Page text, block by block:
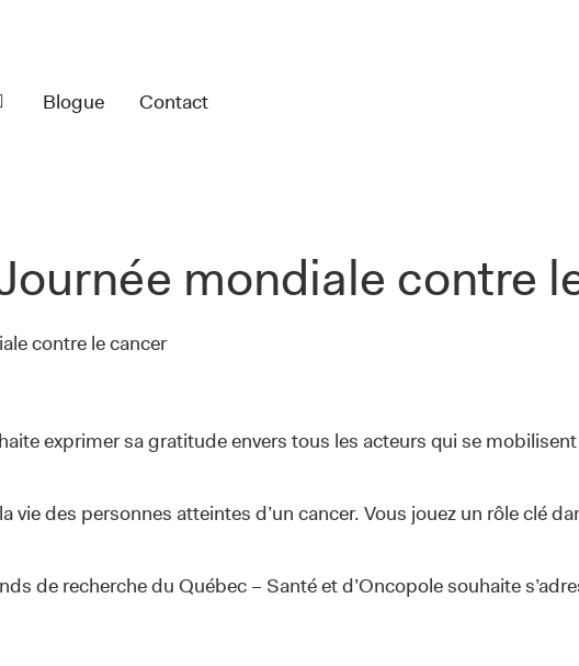
Blogue
Contact
mondiale contre
contre le cancer
exprimer sa gratitude envers tous les acteurs qui se
des personnes atteintes d’un cancer. Vous jouez un rôle clé
de recherche du Québec – Santé et d’Oncopole souhaite